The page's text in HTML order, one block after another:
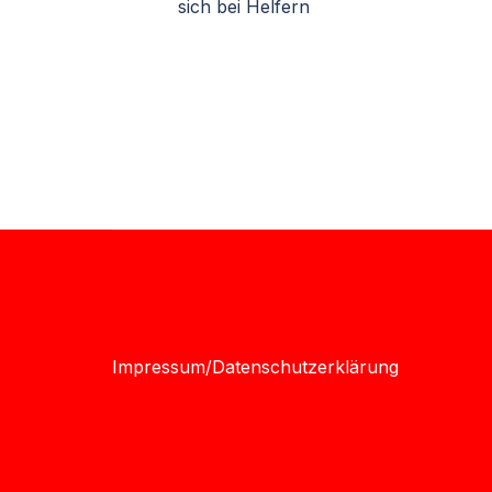
sich bei Helfern
Impressum/Datenschutzerklärung